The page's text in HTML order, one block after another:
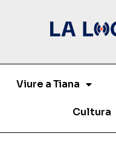
Viure a Tiana
Cultura